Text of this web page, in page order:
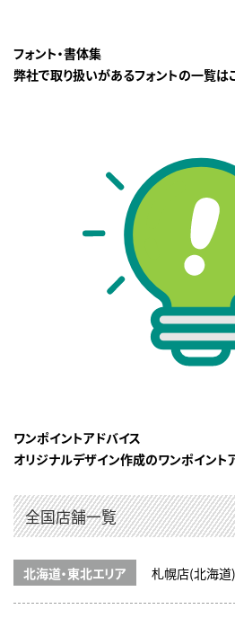
フォント・書体集
弊社で取り扱いがあるフォントの一覧は
ワンポイントアドバイス
オリジナルデザイン作成のワンポイント
全国店舗一覧
北海道・東北エリア 札幌店(北海道)